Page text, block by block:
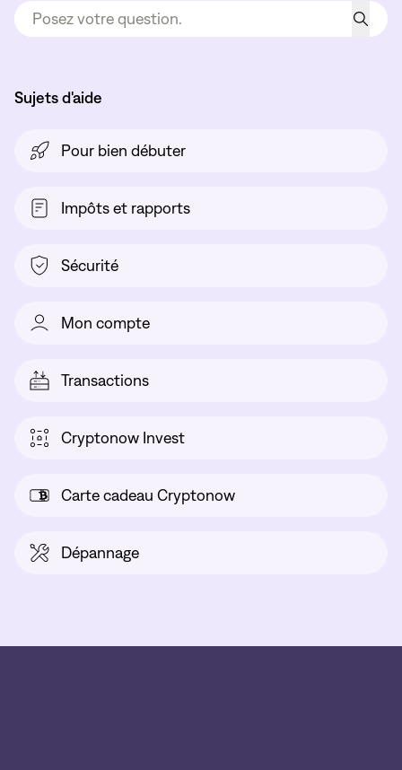
Sujets d'aide
Pour bien débuter
Impôts et rapports
Sécurité
Mon compte
Transactions
Cryptonow Invest
Carte cadeau Cryptonow
Dépannage